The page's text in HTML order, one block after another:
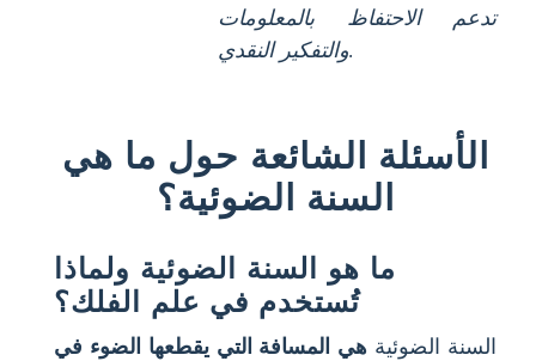
تدعم الاحتفاظ بالمعلومات
والتفكير النقدي.
الأسئلة الشائعة حول ما هي
السنة الضوئية؟
ما هو السنة الضوئية ولماذا
تُستخدم في علم الفلك؟
السنة الضوئية هي المسافة التي يقطعها الضوء في